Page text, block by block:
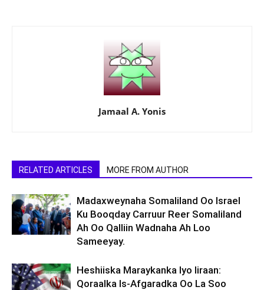
Jamaal A. Yonis
RELATED ARTICLES MORE FROM AUTHOR
Madaxweynaha Somaliland Oo Israel
Ku Booqday Carruur Reer Somaliland
Ah Oo Qalliin Wadnaha Ah Loo
Sameeyay.
Heshiiska Maraykanka Iyo Iiraan:
Qoraalka Is-Afgaradka Oo La Soo